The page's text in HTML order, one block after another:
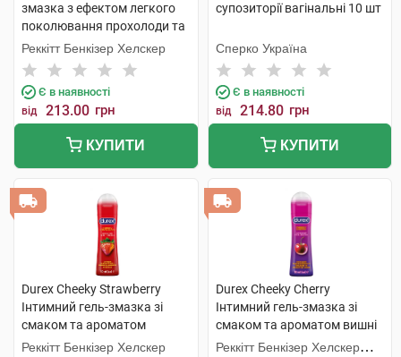
змазка з ефектом легкого
поколювання прохолоди та
зігрівання 50 мл 1 туба
Реккітт Бенкізер Хелскер
Є в наявності
від 213.00 грн
КУПИТИ
супозиторії вагінальні 10 шт
Сперко Україна
Є в наявності
від 214.80 грн
КУПИТИ
Durex Cheeky Strawberry
Інтимний гель-змазка зі
смаком та ароматом
полуниці 50 мл 1 флакон
Реккітт Бенкізер Хелскер
Durex Cheeky Cherry
Інтимний гель-змазка зі
смаком та ароматом вишні
50 мл 1 флакон
Реккітт Бенкізер Хелскер